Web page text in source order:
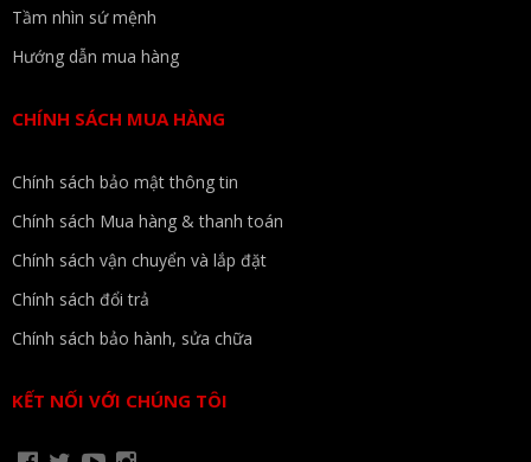
Tầm nhìn sứ mệnh
Hướng dẫn mua hàng
CHÍNH SÁCH MUA HÀNG
Chính sách bảo mật thông tin
Chính sách Mua hàng & thanh toán
Chính sách vận chuyển và lắp đặt
Chính sách đổi trả
Chính sách bảo hành, sửa chữa
KẾT NỐI VỚI CHÚNG TÔI